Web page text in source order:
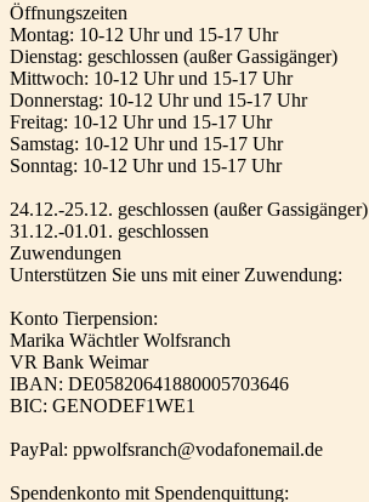
Öffnungszeiten
Montag: 10-12 Uhr und 15-17 Uhr
Dienstag: geschlossen (außer Gassigänger)
Mittwoch: 10-12 Uhr und 15-17 Uhr
Donnerstag: 10-12 Uhr und 15-17 Uhr
Freitag: 10-12 Uhr und 15-17 Uhr
Samstag: 10-12 Uhr und 15-17 Uhr
Sonntag: 10-12 Uhr und 15-17 Uhr
24.12.-25.12. geschlossen (außer Gassigänger)
31.12.-01.01. geschlossen
Zuwendungen
Unterstützen Sie uns mit einer Zuwendung:
Konto Tierpension:
Marika Wächtler Wolfsranch
VR Bank Weimar
IBAN: DE05820641880005703646
BIC: GENODEF1WE1
PayPal: ppwolfsranch@vodafonemail.de
Spendenkonto mit Spendenquittung: